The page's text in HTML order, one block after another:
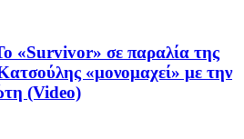
σε παραλία της
«μονομαχεί» με την
(Video)